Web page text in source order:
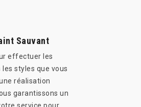
Sauvant
effectuer les
styles que vous
réalisation
garantissons un